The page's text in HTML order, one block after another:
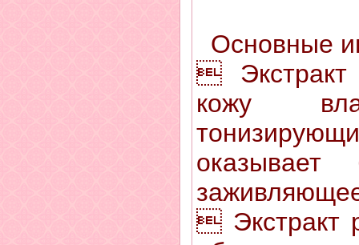
Основные

кожу
оказывает
 Экстракт